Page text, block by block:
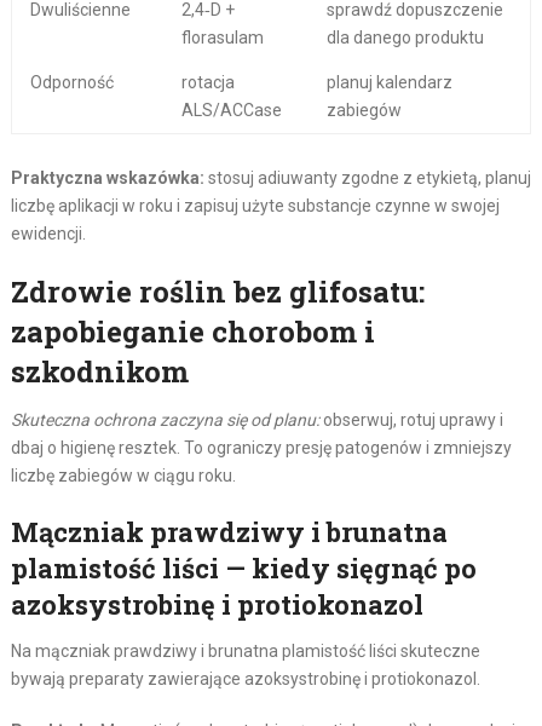
Dwuliścienne
2,4‑D +
florasulam
sprawdź dopuszczenie
dla danego produktu
Odporność
rotacja
ALS/ACCase
planuj kalendarz
zabiegów
Praktyczna wskazówka: stosuj adiuwanty zgodne z etykietą, planuj
liczbę aplikacji w roku i zapisuj użyte substancje czynne w swojej
ewidencji.
Zdrowie roślin bez glifosatu:
zapobieganie chorobom i
szkodnikom
Skuteczna ochrona zaczyna się od planu:obserwuj, rotuj uprawy i
dbaj o higienę resztek. To ograniczy presję patogenów i zmniejszy
liczbę zabiegów w ciągu roku.
Mączniak prawdziwy i brunatna
plamistość liści — kiedy sięgnąć po
azoksystrobinę i protiokonazol
Na mączniak prawdziwy i brunatna plamistość liści skuteczne
bywają preparaty zawierające azoksystrobinę i protiokonazol.